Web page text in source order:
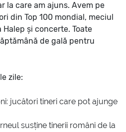
la care am ajuns. Avem pe
din Top 100 mondial, meciul
și concerte. Toate
de gală pentru
zile:
jucători tineri care pot ajunge
susține tinerii români de la